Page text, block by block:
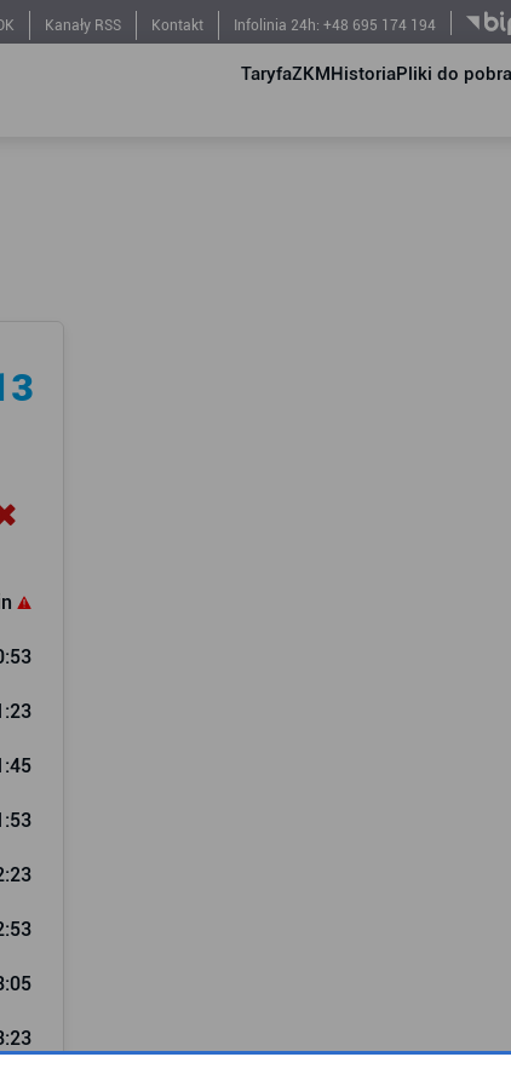
Kanały RSS Kontakt Infolinia 24h: +48 695 174 194
TaryfaZKMHistoriaPliki do